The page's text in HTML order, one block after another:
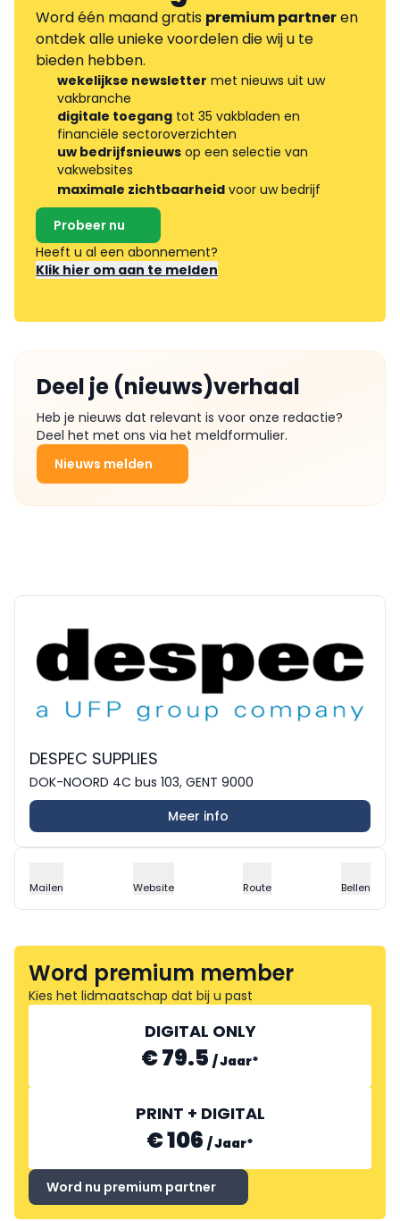
Word één maand gratis premium partneren
ontdek alle unieke voordelen die wij u te
bieden hebben.
wekelijkse newsletter met nieuws uit uw
vakbranche
digitale toegang tot 35 vakbladen en
financiële sectoroverzichten
uw bedrijfsnieuws op een selectie van
vakwebsites
maximale zichtbaarheid voor uw bedrijf
Probeer nu
Heeft u al een abonnement?
Klik hier om aan te melden
Deel je (nieuws)verhaal
Heb je nieuws dat relevant is voor onze redactie?
Deel het met ons via het meldformulier.
Nieuws melden
DESPEC SUPPLIES
DOK-NOORD 4C bus 103, GENT 9000
Meer info
Mailen Website Route Bellen
Word premium member
Kies het lidmaatschap dat bij u past
DIGITAL ONLY
€ 79.5 /Jaar*
PRINT + DIGITAL
€ 106 /Jaar*
Word nu premium partner